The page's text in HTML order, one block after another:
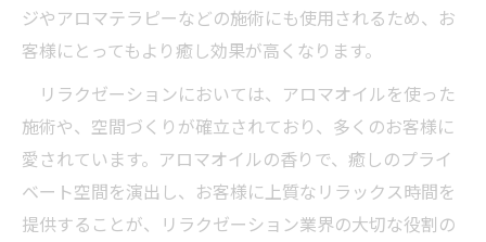
ジやアロマテラピーなどの施術にも使用されるため、お
客様にとってもより癒し効果が高くなります。
リラクゼーションにおいては、アロマオイルを使った
施術や、空間づくりが確立されており、多くのお客様に
愛されています。アロマオイルの香りで、癒しのプライ
ベート空間を演出し、お客様に上質なリラックス時間を
提供することが、リラクゼーション業界の大切な役割の